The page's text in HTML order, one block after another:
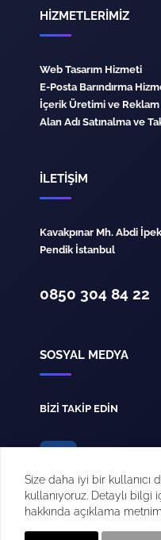
HİZMETLERİMİZ
Web Tasarım Hizmeti
E-Posta Barındırma
İçerik Üretimi ve Reklam
Alan Adı Satınalma ve
İLETİŞİM
Kavakpınar Mh. Abdi
Pendik İstanbul
0850 304 84 22
SOSYAL MEDYA
BİZİ TAKİP EDİN
Size daha iyi bir
kullanıyoruz. Detaylı bilgi
hakkında açıklama